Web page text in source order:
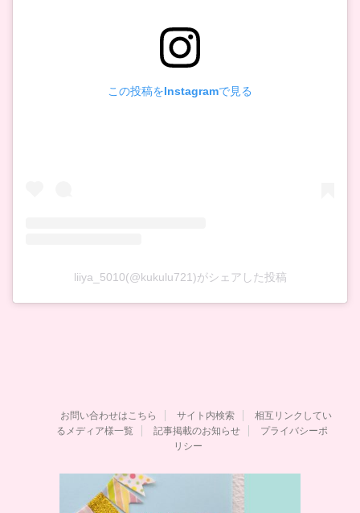
この投稿をInstagramで見る
liiya_5010(@kukulu721)がシェアした投稿
お問い合わせはこちら サイト内検索
相互リンクしてい
るメディア様一覧
記事掲載のお知らせ
プライバシーポ
リシー